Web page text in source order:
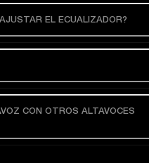
EL ECUALIZADOR?
CON OTROS ALTAVOCES